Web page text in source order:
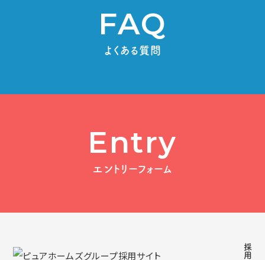
FAQ
よくある質問
Entry
エントリーフォーム
採
用